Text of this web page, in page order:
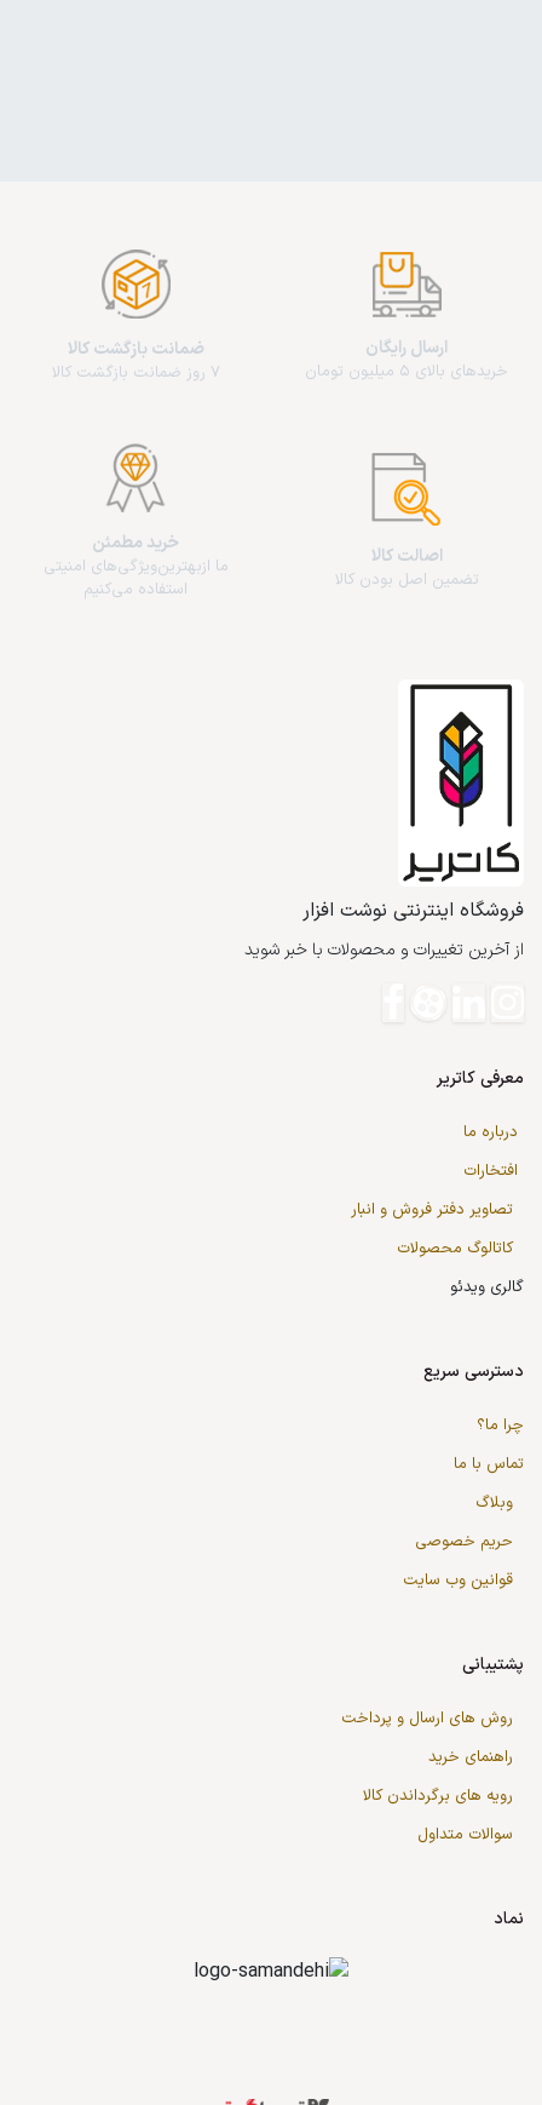
ارسال رایگان
خریدهای بالای 5 میلیون تومان
ضمانت بازگشت کالا
7 روز ضمانت بازگشت کالا
اصالت کالا
تضمین اصل بودن کالا
خرید مطمئن
ما از‌بهترین‌ویژگی‌های امنیتی
استفاده می‌کنیم
فروشگاه اینترنتی نوشت افزار
از آخرین تغییرات و محصولات با خبر شوید
معرفی کاتریر
درباره ما
افتخارات
تصاویر دفتر فروش و انبار
کاتالوگ محصولات
گالری ویدئو
دسترسی سریع
چرا ما؟
تماس با ما
وبلاگ
حریم خصوصی
قوانین وب سایت
پشتیبانی
روش های ارسال و پرداخت
راهنمای خرید
رویه های برگرداندن کالا
سوالات متداول
نماد